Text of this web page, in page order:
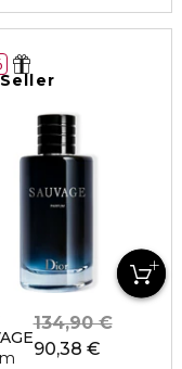
90,38 €
134,90 €